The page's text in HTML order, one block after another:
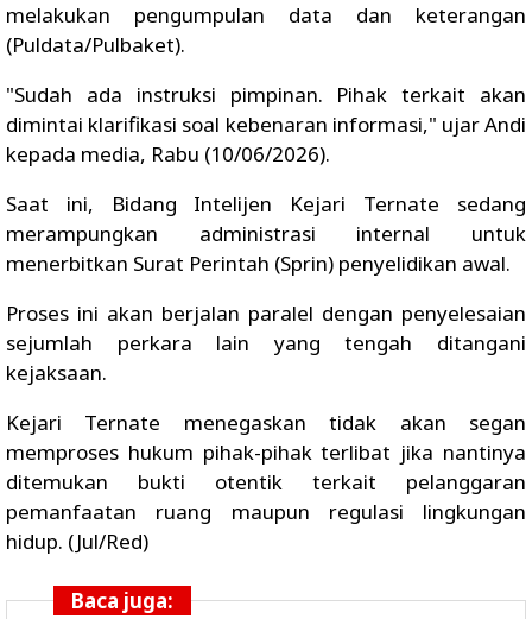
melakukan pengumpulan data dan keterangan
(Puldata/Pulbaket).
"Sudah ada instruksi pimpinan. Pihak terkait akan
dimintai klarifikasi soal kebenaran informasi," ujar Andi
kepada media, Rabu (10/06/2026).
Saat ini, Bidang Intelijen Kejari Ternate sedang
merampungkan administrasi internal untuk
menerbitkan Surat Perintah (Sprin) penyelidikan awal.
Proses ini akan berjalan paralel dengan penyelesaian
sejumlah perkara lain yang tengah ditangani
kejaksaan.
Kejari Ternate menegaskan tidak akan segan
memproses hukum pihak-pihak terlibat jika nantinya
ditemukan bukti otentik terkait pelanggaran
pemanfaatan ruang maupun regulasi lingkungan
hidup. (Jul/Red)
Baca juga: